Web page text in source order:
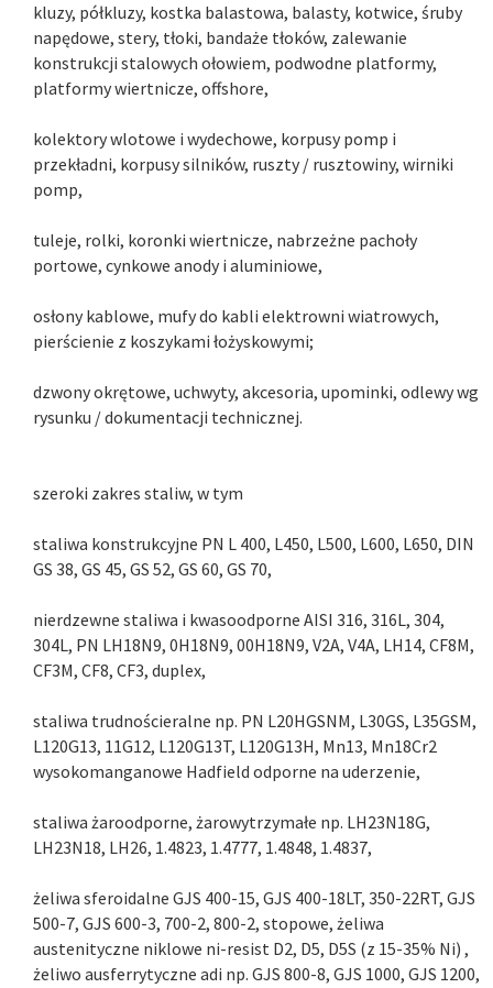
kluzy, półkluzy, kostka balastowa, balasty, kotwice, śruby
napędowe, stery, tłoki, bandaże tłoków, zalewanie
konstrukcji stalowych ołowiem, podwodne platformy,
platformy wiertnicze, offshore,
kolektory wlotowe i wydechowe, korpusy pomp i
przekładni, korpusy silników, ruszty / rusztowiny, wirniki
pomp,
tuleje, rolki, koronki wiertnicze, nabrzeżne pachoły
portowe, cynkowe anody i aluminiowe,
osłony kablowe, mufy do kabli elektrowni wiatrowych,
pierścienie z koszykami łożyskowymi;
dzwony okrętowe, uchwyty, akcesoria, upominki, odlewy wg
rysunku / dokumentacji technicznej.
szeroki zakres staliw, w tym
staliwa konstrukcyjne PN L 400, L450, L500, L600, L650, DIN
GS 38, GS 45, GS 52, GS 60, GS 70,
nierdzewne staliwa i kwasoodporne AISI 316, 316L, 304,
304L, PN LH18N9, 0H18N9, 00H18N9, V2A, V4A, LH14, CF8M,
CF3M, CF8, CF3, duplex,
staliwa trudnościeralne np. PN L20HGSNM, L30GS, L35GSM,
L120G13, 11G12, L120G13T, L120G13H, Mn13, Mn18Cr2
wysokomanganowe Hadfield odporne na uderzenie,
staliwa żaroodporne, żarowytrzymałe np. LH23N18G,
LH23N18, LH26, 1.4823, 1.4777, 1.4848, 1.4837,
żeliwa sferoidalne GJS 400-15, GJS 400-18LT, 350-22RT, GJS
500-7, GJS 600-3, 700-2, 800-2, stopowe, żeliwa
austenityczne niklowe ni-resist D2, D5, D5S (z 15-35% Ni) ,
żeliwo ausferrytyczne adi np. GJS 800-8, GJS 1000, GJS 1200,